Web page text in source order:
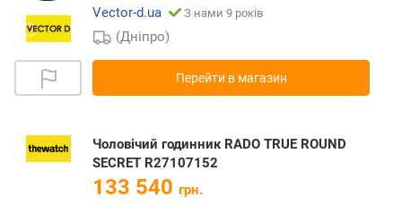
Vector-d.ua
З нами 9 років
(Дніпро)
Перейти в магазин
Чоловічий годинник RADO TRUE ROUND
SECRET R27107152
133 540 грн.